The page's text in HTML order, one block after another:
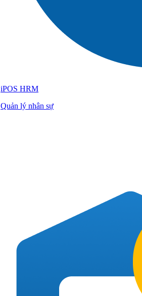
iPOS HRM
Quản lý nhân sự